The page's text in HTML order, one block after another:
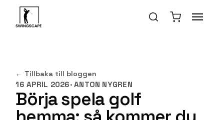
← Tillbaka till bloggen
16 APRIL 2026·ANTON NYGREN
Börja spela golf